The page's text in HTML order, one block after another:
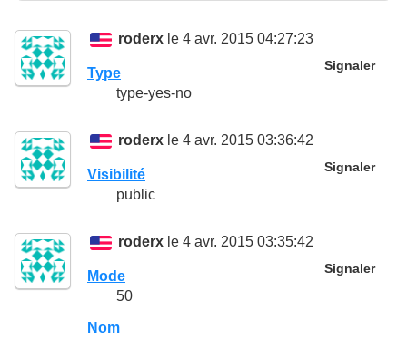
roderx le 4 avr. 2015 04:27:23
Signaler
Type
type-yes-no
roderx le 4 avr. 2015 03:36:42
Signaler
Visibilité
public
roderx le 4 avr. 2015 03:35:42
Signaler
Mode
50
Nom